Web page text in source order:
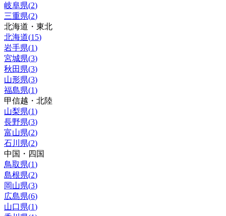
岐阜県(2)
三重県(2)
北海道・東北
北海道(15)
岩手県(1)
宮城県(3)
秋田県(3)
山形県(3)
福島県(1)
甲信越・北陸
山梨県(1)
長野県(3)
富山県(2)
石川県(2)
中国・四国
鳥取県(1)
島根県(2)
岡山県(3)
広島県(6)
山口県(1)